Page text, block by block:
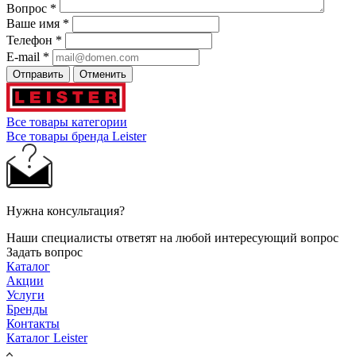
Вопрос *
Ваше имя *
Телефон *
E-mail *
Отправить Отменить
Все товары категории
Все товары бренда Leister
Нужна консультация?
Наши специалисты ответят на любой интересующий вопрос
Задать вопрос
Каталог
Акции
Услуги
Бренды
Контакты
Каталог Leister